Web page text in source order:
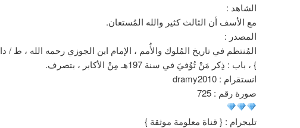
الشاهد :
مع الأسف أن الثالث كثير والله المُستعان.
المصدر :
} ، باب : ذِكر مَنْ تُوُفيَ في سنة 197هـ مِنْ الأكابر ، بتصرف.
انستقرام : dramy2010
صورة رقم : 725
تليجرام : { قناة معلومة موثقة }